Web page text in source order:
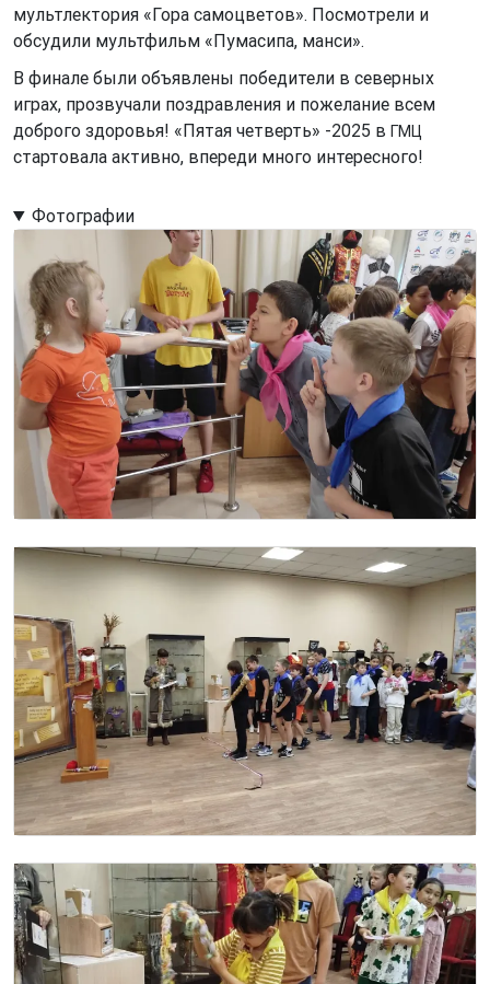
мультлектория «Гора самоцветов». Посмотрели и
обсудили мультфильм «Пумасипа, манси».
В финале были объявлены победители в северных
играх, прозвучали поздравления и пожелание всем
доброго здоровья! «Пятая четверть» -2025 в ГМЦ
стартовала активно, впереди много интересного!
Фотографии
Image
Image